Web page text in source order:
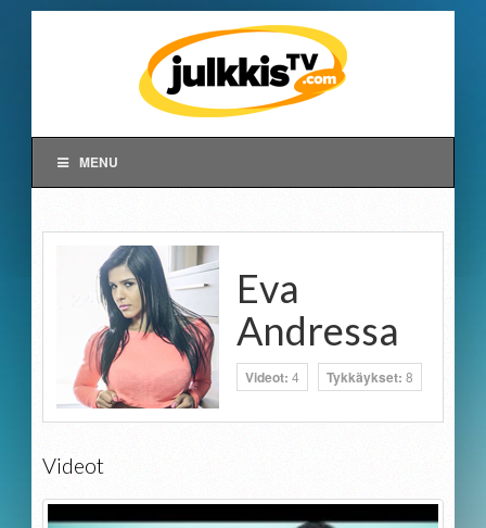
MENU
Eva
Andressa
Videot: 4 Tykkäykset: 8
Videot